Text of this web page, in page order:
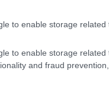
to enable storage related
to enable storage related
and fraud